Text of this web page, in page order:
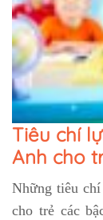
Tiêu chí
Anh cho
Những tiêu
cho trẻ các